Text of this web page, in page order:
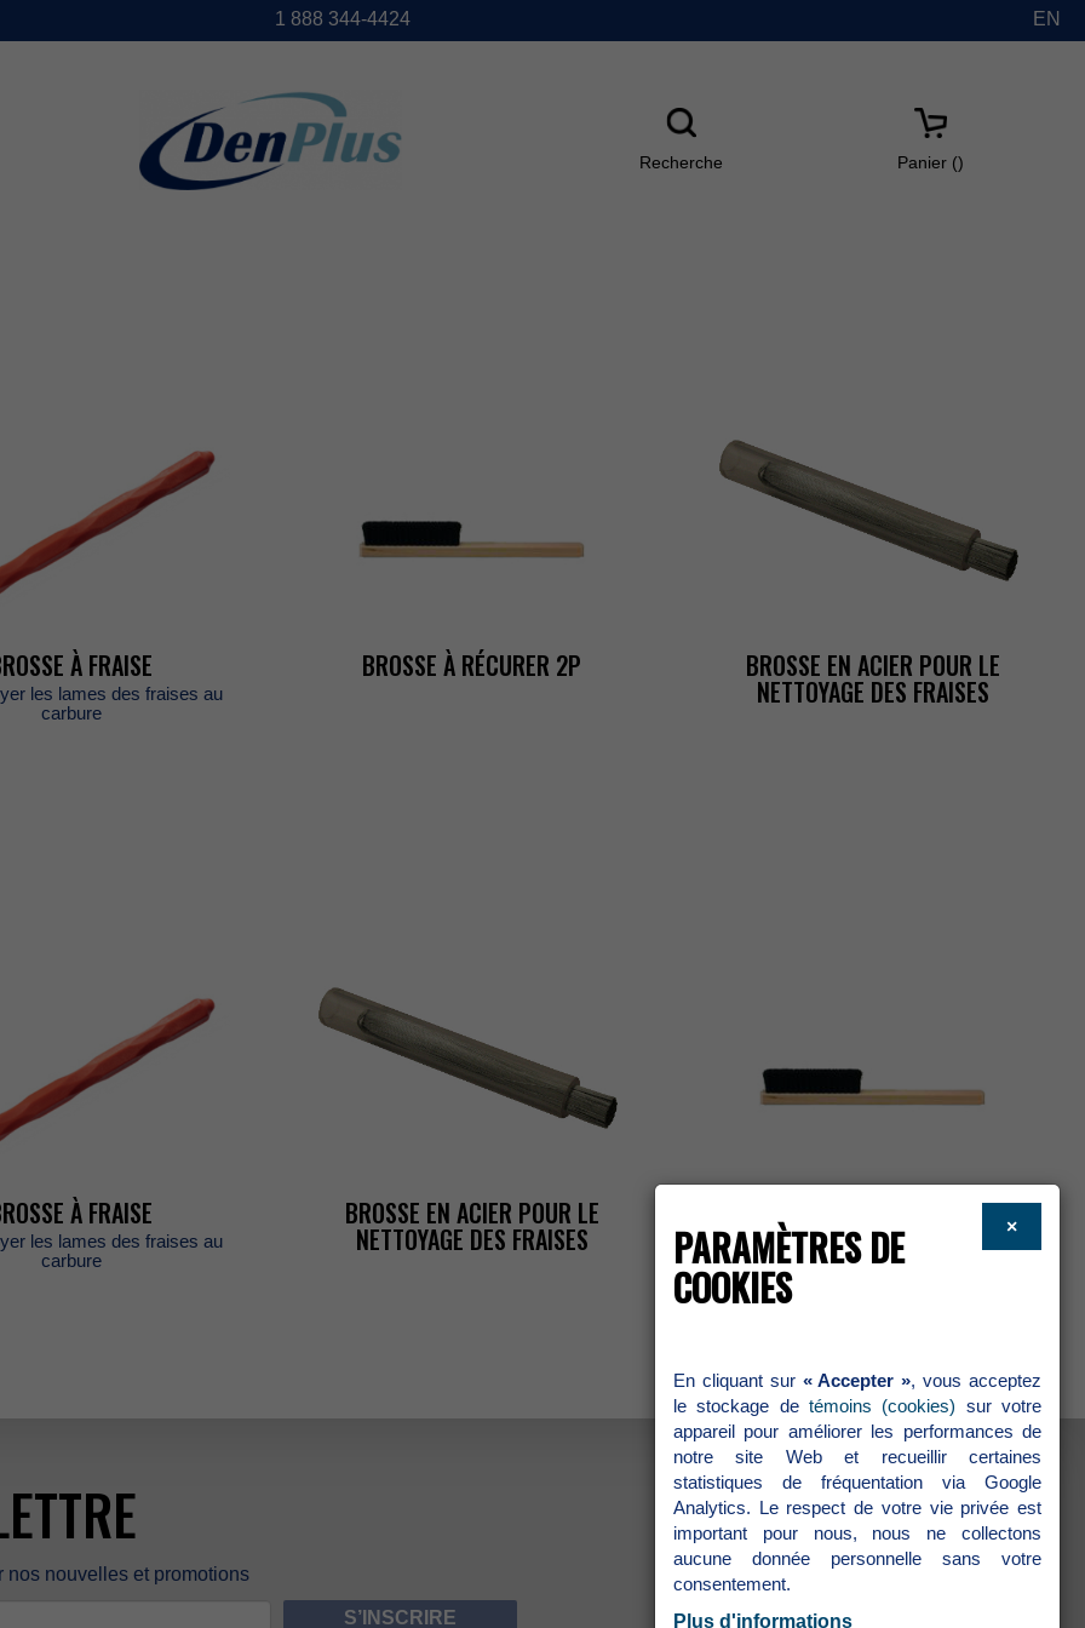
1888344-4424 EN
Recherche Panier()
carbure
BROSSEÀRÉCURER2P BROSSEENACIERPOURLE
NETTOYAGEDESFRAISES
carbure
BROSSEENACIERPOURLE
NETTOYAGEDESFRAISES
BROSSEÀRÉCURER2P
S’INSCRIRE
×
PARAMÈTRESDE
COOKIES
Encliquantsur «Accepter»,vousacceptez
lestockagede témoins(cookies) survotre
appareilpouraméliorerlesperformancesde
notresiteWebetrecueillircertaines
statistiquesdefréquentationviaGoogle
Analytics.Lerespectdevotrevieprivéeest
importantpournous,nousnecollectons
aucunedonnéepersonnellesansvotre
consentement.
Plusd'informations